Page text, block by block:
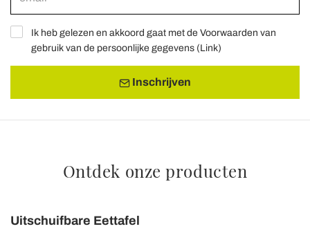
Ik heb gelezen en akkoord gaat met de Voorwaarden van
gebruik van de persoonlijke gegevens (Link)
Inschrijven
Ontdek onze producten
Uitschuifbare Eettafel